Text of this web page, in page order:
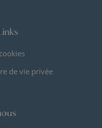
de vie privée